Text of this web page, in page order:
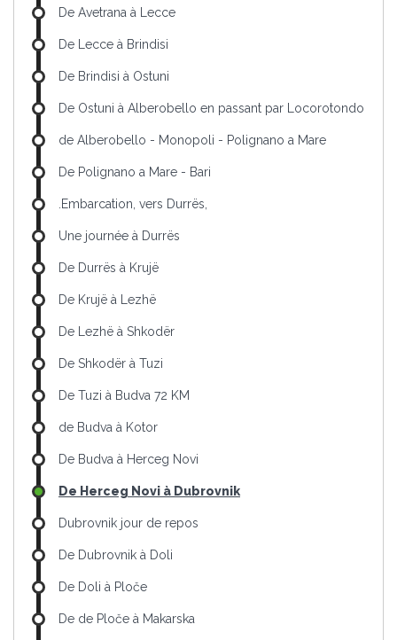
De Avetrana à Lecce
De Lecce à Brindisi
De Brindisi à Ostuni
De Ostuni à Alberobello en passant par Locorotondo
de Alberobello - Monopoli - Polignano a Mare
De Polignano a Mare - Bari
.Embarcation, vers Durrës,
Une journée à Durrës
De Durrës à Krujë
De Krujë à Lezhë
De Lezhë à Shkodër
De Shkodër à Tuzi
De Tuzi à Budva 72 KM
de Budva à Kotor
De Budva à Herceg Novi
De Herceg Novi à Dubrovnik
Dubrovnik jour de repos
De Dubrovnik à Doli
De Doli à Ploče
De de Ploče à Makarska